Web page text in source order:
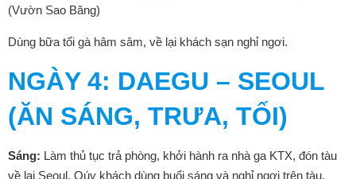
(Vườn Sao Băng)
Dùng bữa tối gà hâm sâm, về lại khách sạn nghỉ ngơi.
NGÀY 4: DAEGU – SEOUL
(ĂN SÁNG, TRƯA, TỐI)
Sáng: Làm thủ tục trả phòng, khởi hành ra nhà ga KTX, đón tàu
về lại Seoul. Qúy khách dùng buổi sáng và nghỉ ngơi trên tàu.